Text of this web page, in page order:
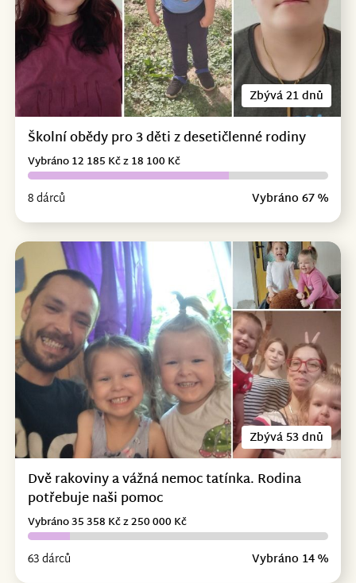
Zbývá 21 dnů
Školní obědy pro 3 děti z desetičlenné rodiny
8 dárců Vybráno 67 %
Vybráno 12 185 Kč z 18 100 Kč
Zbývá 53 dnů
Dvě rakoviny a vážná nemoc tatínka. Rodina
potřebuje naši pomoc
63 dárců Vybráno 14 %
Vybráno 35 358 Kč z 250 000 Kč